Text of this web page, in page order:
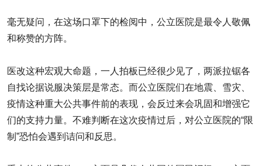
毫无疑问，在这场口罩下的检阅中，公立医院是最令人敬佩
和称赞的方阵。
医改这种宏观大命题，一人拍板已经很少见了，两派拉锯各
自找论据说服决策层是常态。而公立医院们在地震、雪灾、
疫情这种重大公共事件前的表现，会反过来会巩固和增强它
们的支持力量。不难判断在这次疫情过后，对公立医院的“限
制”恐怕会遇到诘问和反思。